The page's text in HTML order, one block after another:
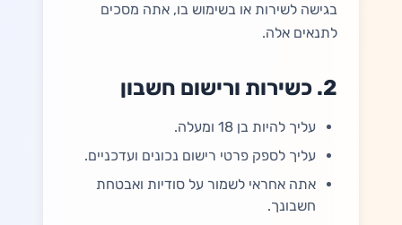
בגישה לשירות או בשימוש בו, אתה מסכים
לתנאים אלה.
2. כשירות ורישום חשבון
עליך להיות בן 18 ומעלה.
עליך לספק פרטי רישום נכונים ועדכניים.
אתה אחראי לשמור על סודיות ואבטחת
חשבונך.